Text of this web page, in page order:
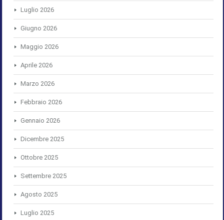
Luglio 2026
Giugno 2026
Maggio 2026
Aprile 2026
Marzo 2026
Febbraio 2026
Gennaio 2026
Dicembre 2025
Ottobre 2025
Settembre 2025
Agosto 2025
Luglio 2025